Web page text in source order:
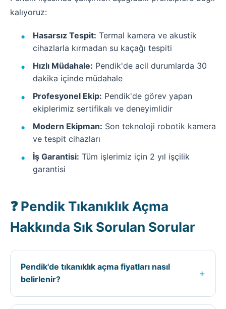
kalıyoruz:
Hasarsız Tespit: Termal kamera ve akustik
cihazlarla kırmadan su kaçağı tespiti
Hızlı Müdahale: Pendik'de acil durumlarda 30
dakika içinde müdahale
Profesyonel Ekip: Pendik'de görev yapan
ekiplerimiz sertifikalı ve deneyimlidir
Modern Ekipman: Son teknoloji robotik kamera
ve tespit cihazları
İş Garantisi: Tüm işlerimiz için 2 yıl işçilik
garantisi
❓ Pendik Tıkanıklık Açma
Hakkında Sık Sorulan Sorular
Pendik'de tıkanıklık açma fiyatları nasıl
belirlenir?
+
Pendik ilçesinde tıkanıklık açma fiyatları;